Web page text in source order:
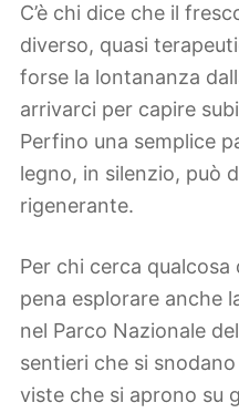
C’è chi dice che il
diverso, quasi
forse la lontananza
arrivarci per capire
Perfino una semplice
legno, in silenzio, può
rigenerante.
Per chi cerca
pena esplorare anche
nel Parco Nazionale
sentieri che si
viste che si aprono su